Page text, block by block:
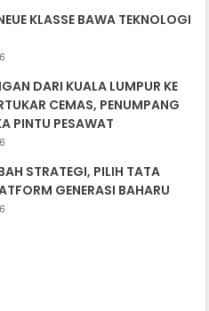
KLASSE BAWA TEKNOLOGI
DARI KUALA LUMPUR KE
CEMAS, PENUMPANG
PINTU PESAWAT
STRATEGI, PILIH TATA
GENERASI BAHARU